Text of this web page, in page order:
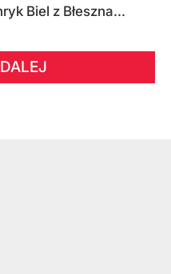
Biel z Błeszna...